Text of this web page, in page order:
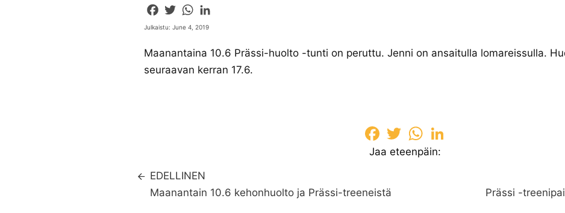
Facebook
TwitterWhatsApp
Julkaistu: June 4, 2019
Maanantaina 10.6 Prässi-huolto -tunti on peruttu. Jenni on ansaitulla lomareissulla.
seuraavan kerran 17.6.
Facebook
TwitterWhatsApp
Jaa eteenpäin:
EDELLINEN
Maanantain 10.6 kehonhuolto ja Prässi-treeneistä
Prässi -